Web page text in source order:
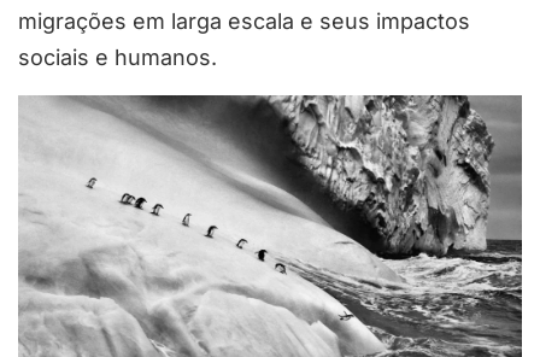
migrações em larga escala e seus impactos
sociais e humanos.